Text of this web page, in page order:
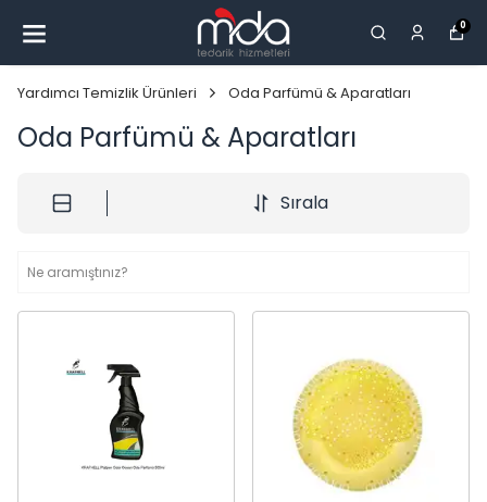
0
Yardımcı Temizlik Ürünleri Oda Parfümü & Aparatları
Oda Parfümü & Aparatları
Sırala